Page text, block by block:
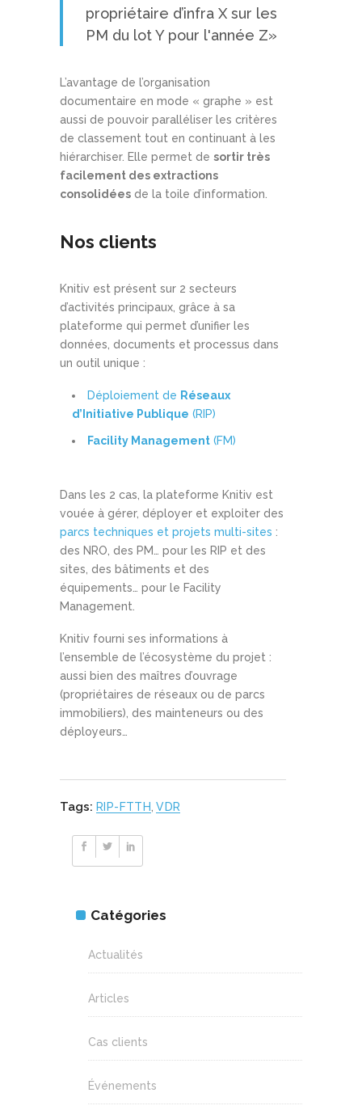
propriétaire d’infra X sur les
PM du lot Y pour l'année Z»
L’avantage de l’organisation
documentaire en mode « graphe » est
aussi de pouvoir paralléliser les critères
de classement tout en continuant à les
hiérarchiser. Elle permet de sortir très
facilement des extractions
consolidées de la toile d’information.
Nos clients
Knitiv est présent sur 2 secteurs
d’activités principaux, grâce à sa
plateforme qui permet d’unifier les
données, documents et processus dans
un outil unique :
Déploiement de Réseaux
d’Initiative Publique (RIP)
Facility Management (FM)
Dans les 2 cas, la plateforme Knitiv est
vouée à gérer, déployer et exploiter des
parcs techniques et projets multi-sites :
des NRO, des PM… pour les RIP et des
sites, des bâtiments et des
équipements… pour le Facility
Management.
Knitiv fourni ses informations à
l’ensemble de l’écosystème du projet :
aussi bien des maîtres d’ouvrage
(propriétaires de réseaux ou de parcs
immobiliers), des mainteneurs ou des
déployeurs…
Tags: RIP-FTTH VDR
Catégories
Actualités
Articles
Cas clients
Événements